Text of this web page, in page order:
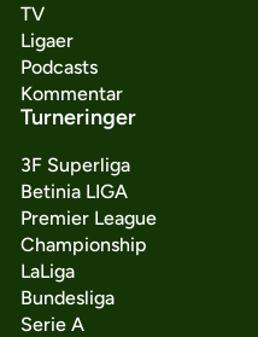
TV
Ligaer
Podcasts
Kommentar
Turneringer
3F Superliga
Betinia LIGA
Premier League
Championship
LaLiga
Bundesliga
Serie A